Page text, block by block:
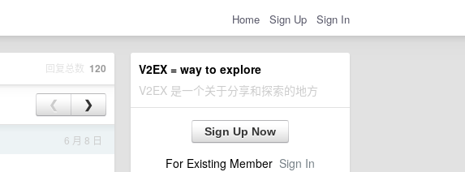
Home Sign Up Sign In
V2EX = way to explore
V2EX 是一个关于分享和探索的地方
Sign Up Now
For Existing Member Sign In
回复总数 120
❮ ❯
6 月 8 日